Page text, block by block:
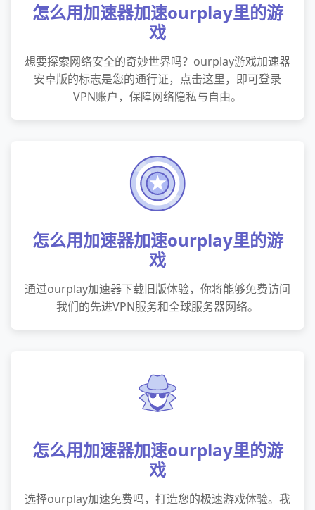
怎么用加速器加速ourplay里的游
戏
想要探索网络安全的奇妙世界吗？ourplay游戏加速器
安卓版的标志是您的通行证，点击这里，即可登录
VPN账户，保障网络隐私与自由。
怎么用加速器加速ourplay里的游
戏
通过ourplay加速器下载旧版体验，你将能够免费访问
我们的先进VPN服务和全球服务器网络。
怎么用加速器加速ourplay里的游
戏
选择ourplay加速免费吗，打造您的极速游戏体验。我